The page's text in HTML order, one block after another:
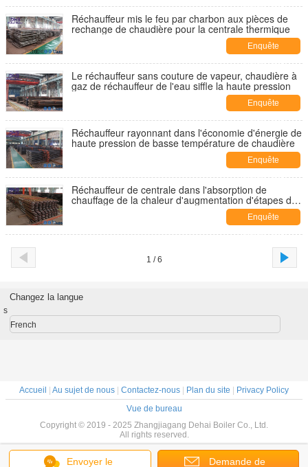
maintenant
Réchauffeur mis le feu par charbon aux pièces de
rechange de chaudière pour la centrale thermique
Enquête
maintenant
Le réchauffeur sans couture de vapeur, chaudière à
gaz de réchauffeur de l'eau siffle la haute pression
Enquête
maintenant
Réchauffeur rayonnant dans l'économie d'énergie de
haute pression de basse température de chaudière
Enquête
maintenant
Réchauffeur de centrale dans l'absorption de
chauffage de la chaleur d'augmentation d'étapes de
Enquête
maintenant
1 / 6
Envoyer le Demande de
Changez la langue
s
French
Accueil Au sujet de nous Contactez-nous Plan du site
Privacy Policy
Vue de bureau
Copyright © 2019 - 2025 Zhangjiagang Dehai Boiler Co., Ltd.
All rights reserved.